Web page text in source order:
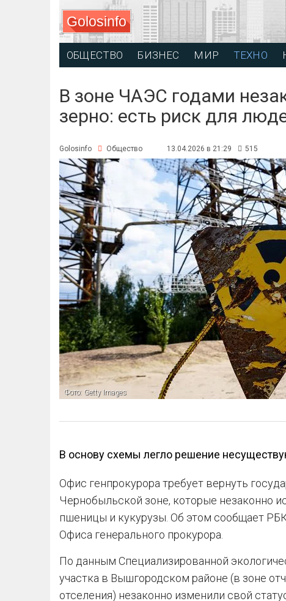
Golosinfo
ОБЩЕСТВО БИЗНЕС МИР ТЕХНО
В зоне ЧАЭС годами
зерно: есть риск для
Golosinfo Общество 13.04.2026 в 21:29 515
Фото: Getty Images
В основу схемы легло решение
Офис генпрокурора требует вернуть
Чернобыльской зоне, которые незаконно
пшеницы и кукурузы. Об этом сообщает
Офиса генерального прокурора.
По данным Специализированной
участка в Вышгородском районе (в зоне
отселения) незаконно изменили свой